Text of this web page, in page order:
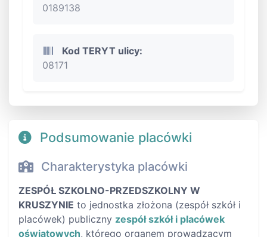
0189138
Kod TERYT ulicy:
08171
Podsumowanie placówki
Charakterystyka placówki
ZESPÓŁ SZKOLNO-PRZEDSZKOLNY W
KRUSZYNIE to jednostka złożona (zespół szkół i
placówek) publiczny zespół szkół i placówek
oświatowych, którego organem prowadzącym